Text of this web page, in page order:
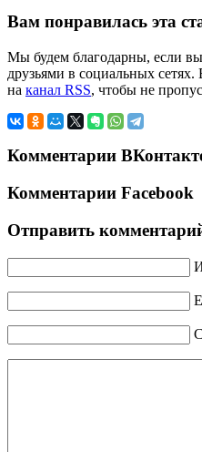
Вам понравилась эта
Мы будем благодарны, если вы
друзьями в социальных
на канал RSS, чтобы не
Комментарии
Комментарии Facebook
Отправить